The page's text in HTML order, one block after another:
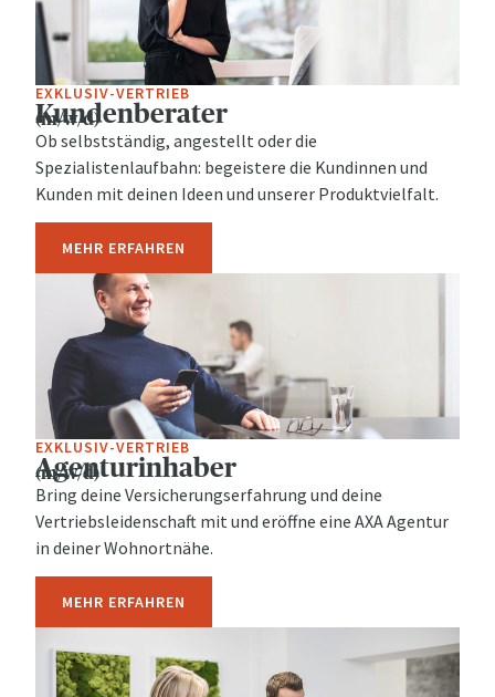
EXKLUSIV-VERTRIEB
Kundenberater
(m/w/d)
Ob selbstständig, angestellt oder die
Spezialistenlaufbahn: begeistere die Kundinnen und
Kunden mit deinen Ideen und unserer Produktvielfalt.
MEHR ERFAHREN
EXKLUSIV-VERTRIEB
Agenturinhaber
(m/w/d)
Bring deine Versicherungserfahrung und deine
Vertriebsleidenschaft mit und eröffne eine AXA Agentur
in deiner Wohnortnähe.
MEHR ERFAHREN